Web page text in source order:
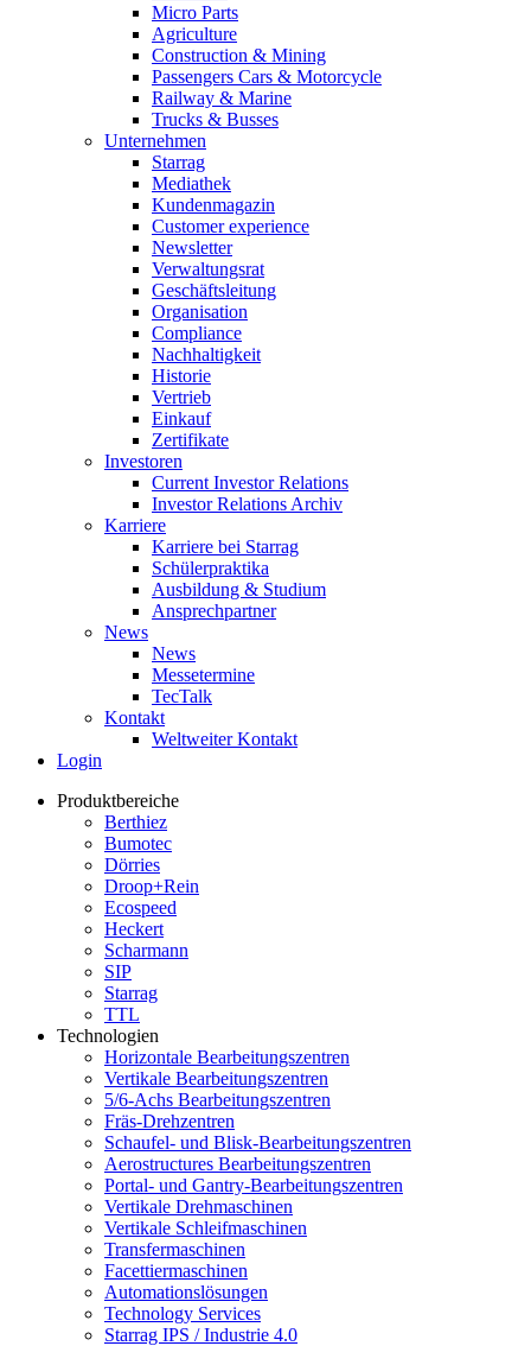
Micro Parts
Agriculture
Construction & Mining
Passengers Cars & Motorcycle
Railway & Marine
Trucks & Busses
Unternehmen
Starrag
Mediathek
Kundenmagazin
Customer experience
Newsletter
Verwaltungsrat
Geschäftsleitung
Organisation
Compliance
Nachhaltigkeit
Historie
Vertrieb
Einkauf
Zertifikate
Investoren
Current Investor Relations
Investor Relations Archiv
Karriere
Karriere bei Starrag
Schülerpraktika
Ausbildung & Studium
Ansprechpartner
News
News
Messetermine
TecTalk
Kontakt
Weltweiter Kontakt
Login
Produktbereiche
Berthiez
Bumotec
Dörries
Droop+Rein
Ecospeed
Heckert
Scharmann
SIP
Starrag
TTL
Technologien
Horizontale Bearbeitungszentren
Vertikale Bearbeitungszentren
5/6-Achs Bearbeitungszentren
Fräs-Drehzentren
Schaufel- und Blisk-Bearbeitungszentren
Aerostructures Bearbeitungszentren
Portal- und Gantry-Bearbeitungszentren
Vertikale Drehmaschinen
Vertikale Schleifmaschinen
Transfermaschinen
Facettiermaschinen
Automationslösungen
Technology Services
Starrag IPS / Industrie 4.0